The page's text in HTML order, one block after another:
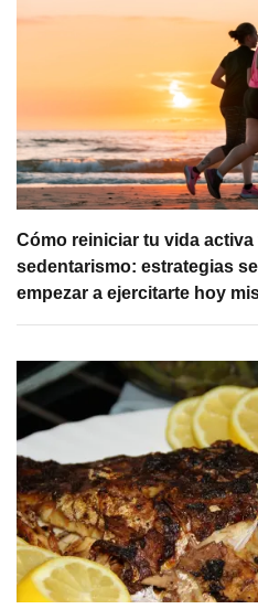
Cómo reiniciar tu vida
sedentarismo: estrategias
empezar a ejercitarte hoy